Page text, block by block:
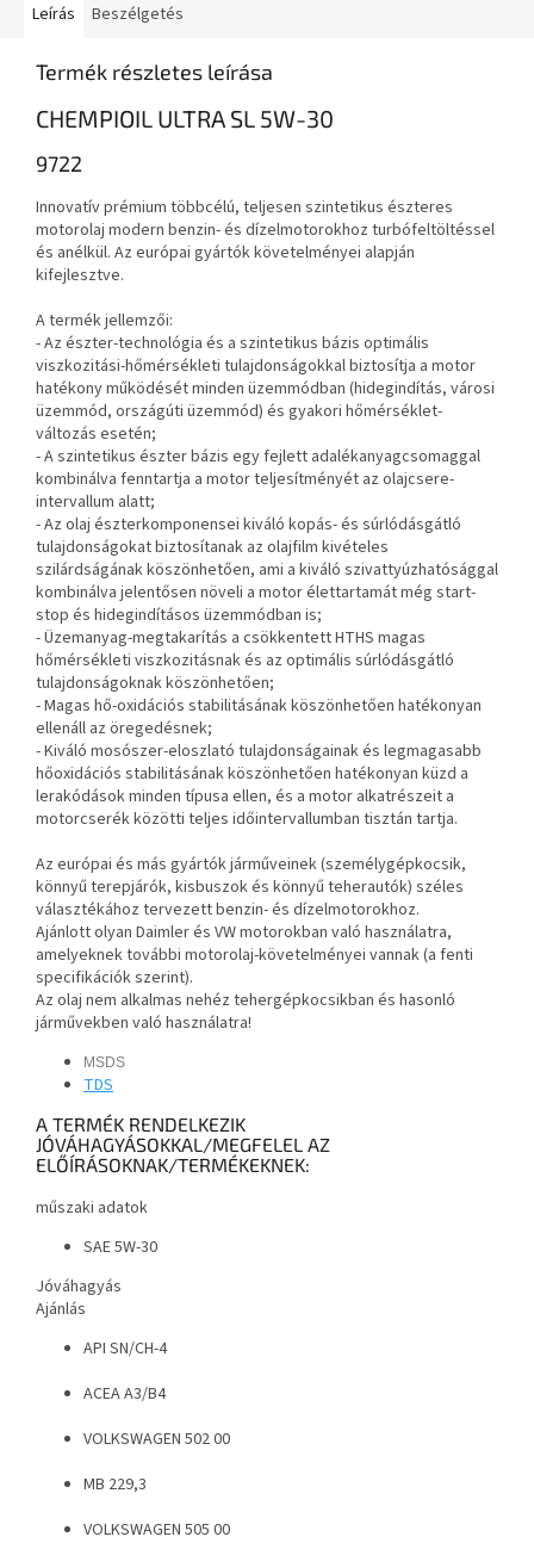
Leírás Beszélgetés
Termék részletes leírása
CHEMPIOIL ULTRA SL 5W-30
9722
Innovatív prémium többcélú, teljesen szintetikus észteres
motorolaj modern benzin- és dízelmotorokhoz turbófeltöltéssel
és anélkül. Az európai gyártók követelményei alapján
kifejlesztve.
A termék jellemzői:
- Az észter-technológia és a szintetikus bázis optimális
viszkozitási-hőmérsékleti tulajdonságokkal biztosítja a motor
hatékony működését minden üzemmódban (hidegindítás, városi
üzemmód, országúti üzemmód) és gyakori hőmérséklet-
változás esetén;
- A szintetikus észter bázis egy fejlett adalékanyagcsomaggal
kombinálva fenntartja a motor teljesítményét az olajcsere-
intervallum alatt;
- Az olaj észterkomponensei kiváló kopás- és súrlódásgátló
tulajdonságokat biztosítanak az olajfilm kivételes
szilárdságának köszönhetően, ami a kiváló szivattyúzhatósággal
kombinálva jelentősen növeli a motor élettartamát még start-
stop és hidegindításos üzemmódban is;
- Üzemanyag-megtakarítás a csökkentett HTHS magas
hőmérsékleti viszkozitásnak és az optimális súrlódásgátló
tulajdonságoknak köszönhetően;
- Magas hő-oxidációs stabilitásának köszönhetően hatékonyan
ellenáll az öregedésnek;
- Kiváló mosószer-eloszlató tulajdonságainak és legmagasabb
hőoxidációs stabilitásának köszönhetően hatékonyan küzd a
lerakódások minden típusa ellen, és a motor alkatrészeit a
motorcserék közötti teljes időintervallumban tisztán tartja.
Az európai és más gyártók járműveinek (személygépkocsik,
könnyű terepjárók, kisbuszok és könnyű teherautók) széles
választékához tervezett benzin- és dízelmotorokhoz.
Ajánlott olyan Daimler és VW motorokban való használatra,
amelyeknek további motorolaj-követelményei vannak (a fenti
specifikációk szerint).
Az olaj nem alkalmas nehéz tehergépkocsikban és hasonló
járművekben való használatra!
MSDS
TDS
A TERMÉK RENDELKEZIK
JÓVÁHAGYÁSOKKAL/MEGFELEL AZ
ELŐÍRÁSOKNAK/TERMÉKEKNEK:
műszaki adatok
SAE 5W-30
Jóváhagyás
Ajánlás
API SN/CH-4
ACEA A3/B4
VOLKSWAGEN 502 00
MB 229,3
VOLKSWAGEN 505 00